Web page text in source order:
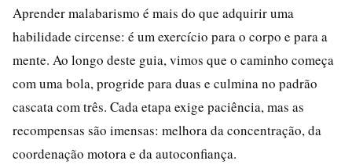
Aprender malabarismo é mais do que adquirir uma
habilidade circense: é um exercício para o corpo e para a
mente. Ao longo deste guia, vimos que o caminho começa
com uma bola, progride para duas e culmina no padrão
cascata com três. Cada etapa exige paciência, mas as
recompensas são imensas: melhora da concentração, da
coordenação motora e da autoconfiança.